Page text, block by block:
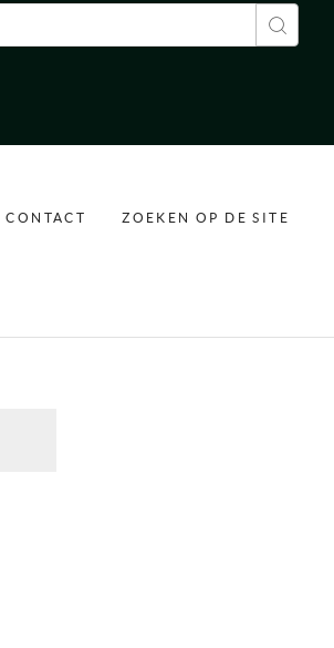
CONTACT ZOEKEN OP DE SITE